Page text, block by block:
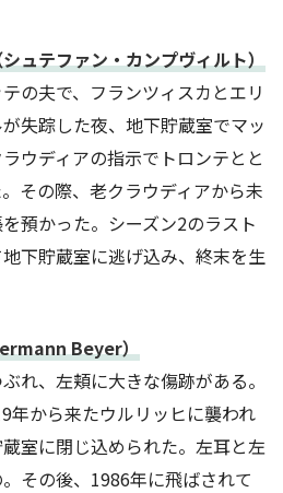
ュテファン・カンプヴィルト）
の夫で、フランツィスカとエリ
失踪した夜、地下貯蔵室でマッ
ウディアの指示でトロンテとと
その際、老クラウディアから未
預かった。シーズン2のラスト
下貯蔵室に逃げ込み、終末を生
Beyer）
れ、左頬に大きな傷跡がある。
年から来たウルリッヒに襲われ
室に閉じ込められた。左耳と左
その後、1986年に飛ばされて